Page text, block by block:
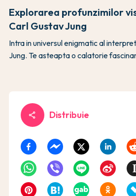
Explorarea profunzimilor
Carl Gustav Jung
Intra in universul enigmatic al
Jung. Te asteapta o calatorie
share Distribuie